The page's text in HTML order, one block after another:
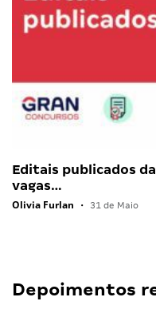
Editais publicados
vagas…
Olivia Furlan • 31 de Maio
Depoimentos